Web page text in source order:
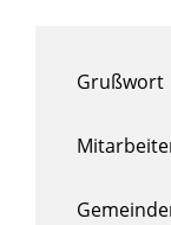
Grußwort